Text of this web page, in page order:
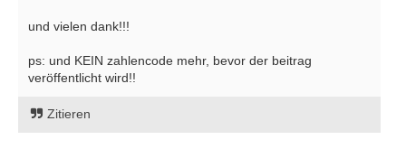
und vielen dank!!!
ps: und KEIN zahlencode mehr, bevor der beitrag
veröffentlicht wird!!
Zitieren